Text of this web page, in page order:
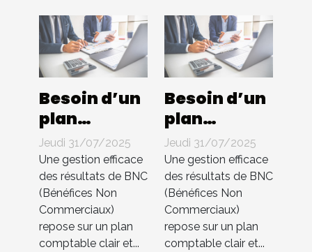
Besoin d’un
plan
comptable
pour BNC ?
Compta 4
You
s’occupe de
tout !
Jeudi 31/07/2025
Une gestion efficace
des résultats de BNC
(Bénéfices Non
Commerciaux)
repose sur un plan
comptable clair et...
Besoin d’un
plan
comptable
pour BNC ?
Compta 4
You
s’occupe de
tout !
Jeudi 31/07/2025
Une gestion efficace
des résultats de BNC
(Bénéfices Non
Commerciaux)
repose sur un plan
comptable clair et...